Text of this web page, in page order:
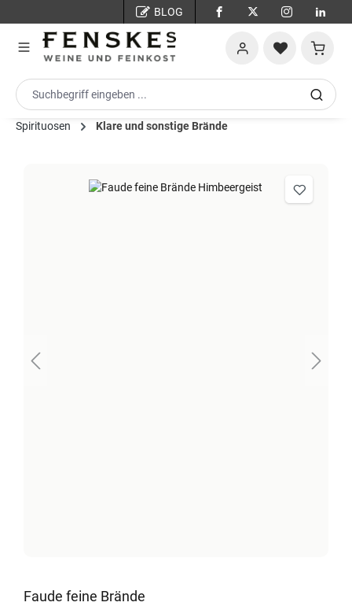
BLOG
Spirituosen Klare und sonstige Brände
Faude feine Brände